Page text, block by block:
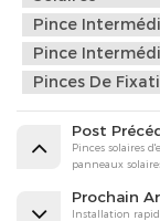
Pince
Pince
Pinces De
Post
Pinces solaires
panneaux
Prochain
Installation